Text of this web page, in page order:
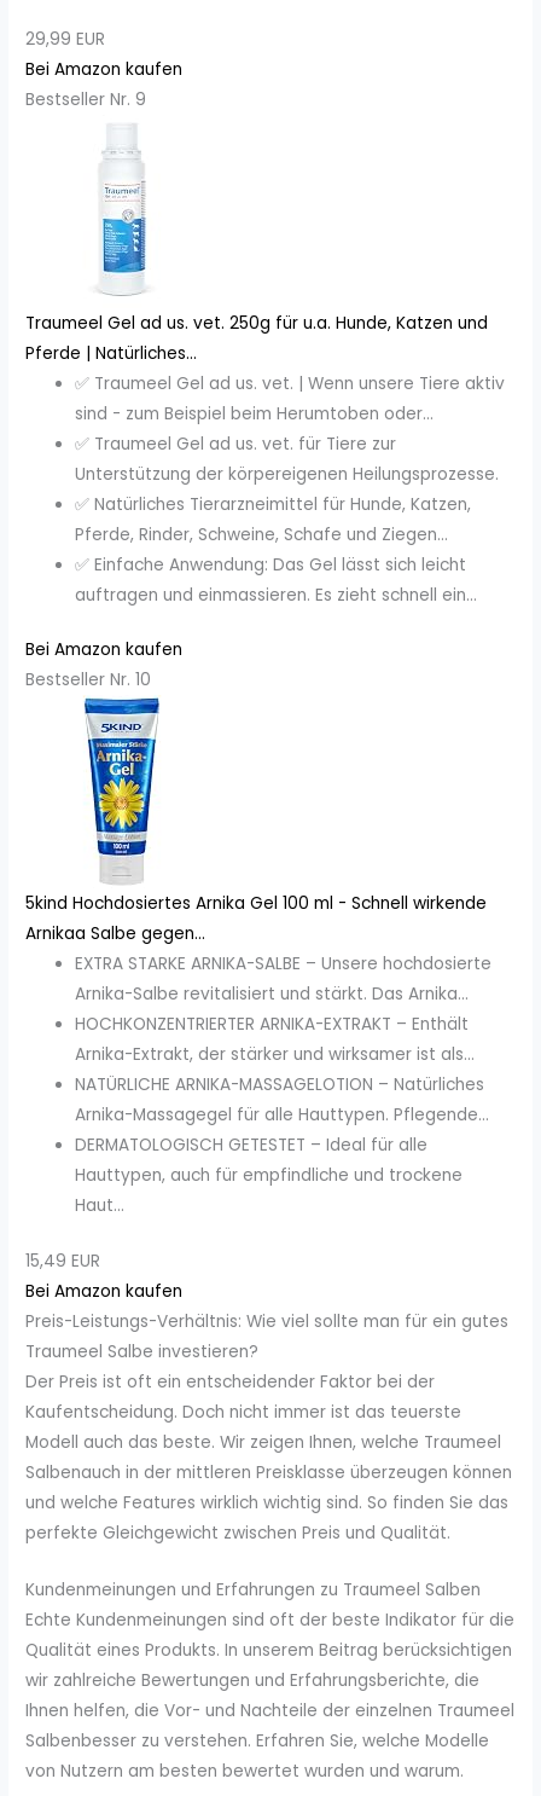
29,99 EUR
Bei Amazon kaufen
Bestseller Nr. 9
Traumeel Gel ad us. vet. 250g für u.a. Hunde, Katzen und
Pferde | Natürliches...
✅ Traumeel Gel ad us. vet. | Wenn unsere Tiere aktiv
sind - zum Beispiel beim Herumtoben oder...
✅ Traumeel Gel ad us. vet. für Tiere zur
Unterstützung der körpereigenen Heilungsprozesse.
✅ Natürliches Tierarzneimittel für Hunde, Katzen,
Pferde, Rinder, Schweine, Schafe und Ziegen...
✅ Einfache Anwendung: Das Gel lässt sich leicht
auftragen und einmassieren. Es zieht schnell ein...
Bei Amazon kaufen
Bestseller Nr. 10
5kind Hochdosiertes Arnika Gel 100 ml - Schnell wirkende
Arnikaa Salbe gegen...
EXTRA STARKE ARNIKA-SALBE – Unsere hochdosierte
Arnika-Salbe revitalisiert und stärkt. Das Arnika...
HOCHKONZENTRIERTER ARNIKA-EXTRAKT – Enthält
Arnika-Extrakt, der stärker und wirksamer ist als...
NATÜRLICHE ARNIKA-MASSAGELOTION – Natürliches
Arnika-Massagegel für alle Hauttypen. Pflegende...
DERMATOLOGISCH GETESTET – Ideal für alle
Hauttypen, auch für empfindliche und trockene
Haut...
15,49 EUR
Bei Amazon kaufen
Preis-Leistungs-Verhältnis: Wie viel sollte man für ein gutes
Traumeel Salbe investieren?
Der Preis ist oft ein entscheidender Faktor bei der
Kaufentscheidung. Doch nicht immer ist das teuerste
Modell auch das beste. Wir zeigen Ihnen, welche Traumeel
Salbenauch in der mittleren Preisklasse überzeugen können
und welche Features wirklich wichtig sind. So finden Sie das
perfekte Gleichgewicht zwischen Preis und Qualität.
Kundenmeinungen und Erfahrungen zu Traumeel Salben
Echte Kundenmeinungen sind oft der beste Indikator für die
Qualität eines Produkts. In unserem Beitrag berücksichtigen
wir zahlreiche Bewertungen und Erfahrungsberichte, die
Ihnen helfen, die Vor- und Nachteile der einzelnen Traumeel
Salbenbesser zu verstehen. Erfahren Sie, welche Modelle
von Nutzern am besten bewertet wurden und warum.